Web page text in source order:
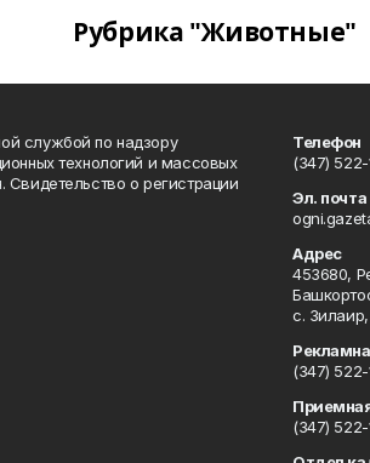
Рубрика "Животные"
службой по надзору
технологий и массовых
о регистрации
Телефон
(347)
Эл. почта
Адрес
453680,
с.
(347)
(347)